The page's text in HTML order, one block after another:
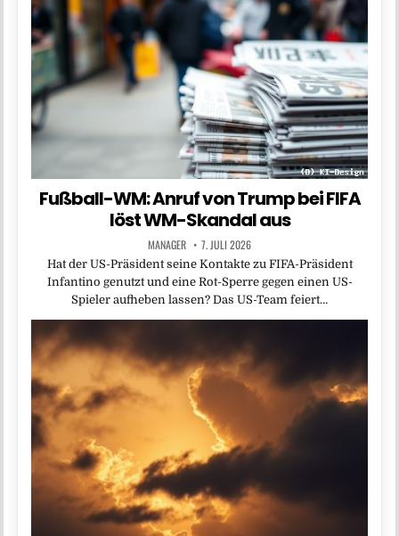
Fußball-WM: Anruf von Trump bei FIFA
löst WM-Skandal aus
MANAGER 7. JULI 2026
Hat der US-Präsident seine Kontakte zu FIFA-Präsident
Infantino genutzt und eine Rot-Sperre gegen einen US-
Spieler aufheben lassen? Das US-Team feiert…